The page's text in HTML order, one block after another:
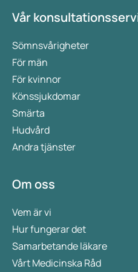
Vår
Sömnsvårigheter
För män
För kvinnor
Könssjukdomar
Smärta
Hudvård
Andra tjänster
Om oss
Vem är vi
Hur fungerar det
Samarbetande läkare
Vårt Medicinska Råd